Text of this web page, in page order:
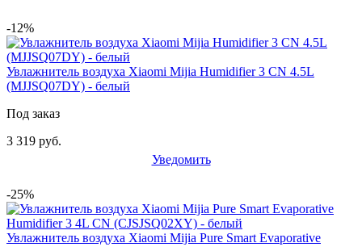
-12%
Увлажнитель воздуха Xiaomi Mijia Humidifier 3 CN 4.5L
(MJJSQ07DY) - белый
Под заказ
3 319 руб.
Уведомить
-25%
Увлажнитель воздуха Xiaomi Mijia Pure Smart Evaporative